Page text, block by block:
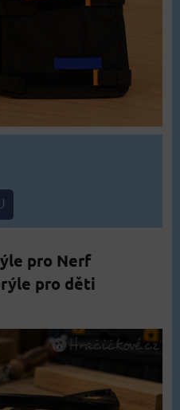
pro Nerf
pro děti